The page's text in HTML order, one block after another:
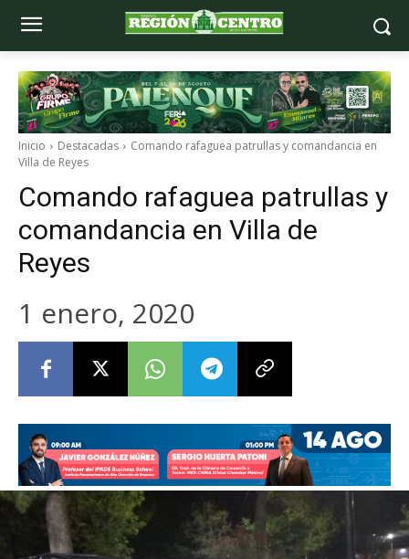
Inicio Destacadas
Comando rafaguea patrullas y comandancia en
Villa de Reyes
Comando rafaguea patrullas y
comandancia en Villa de
Reyes
1 enero, 2020